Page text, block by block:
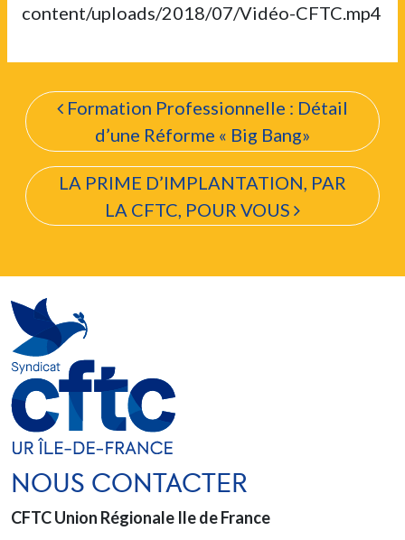
content/uploads/2018/07/Vidéo-CFTC.mp4
Navigation de
Formation Professionnelle : Détail
d’une Réforme « Big Bang»
LA PRIME D’IMPLANTATION, PAR
LA CFTC, POUR VOUS
NOUS CONTACTER
CFTC Union Régionale Ile de France